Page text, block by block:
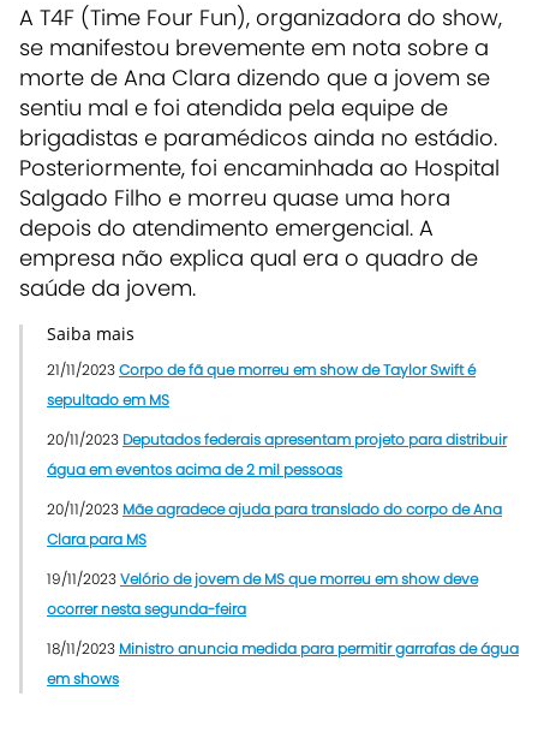
A T4F (Time Four Fun), organizadora do show,
se manifestou brevemente em nota sobre a
morte de Ana Clara dizendo que a jovem se
sentiu mal e foi atendida pela equipe de
brigadistas e paramédicos ainda no estádio.
Posteriormente, foi encaminhada ao Hospital
Salgado Filho e morreu quase uma hora
depois do atendimento emergencial. A
empresa não explica qual era o quadro de
saúde da jovem.
Saiba mais
21/11/2023Corpo de fã que morreu em show de Taylor Swift é
sepultado em MS
20/11/2023 Deputados federais apresentam projeto para distribuir
água em eventos acima de 2 mil pessoas
20/11/2023 Mãe agradece ajuda para translado do corpo de Ana
Clara para MS
19/11/2023Velório de jovem de MS que morreu em show deve
ocorrer nesta segunda-feira
18/11/2023 Ministro anuncia medida para permitir garrafas de água
em shows